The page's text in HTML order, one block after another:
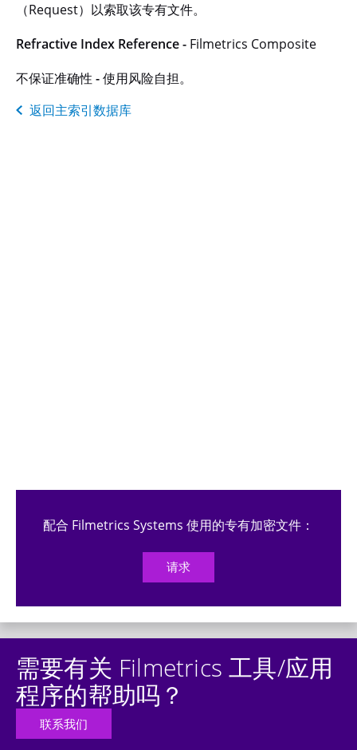
（Request）以索取该专有文件。
Refractive Index Reference - Filmetrics Composite
不保证准确性 - 使用风险自担。
返回主索引数据库
配合 Filmetrics Systems 使用的专有加密文件：
请求
需要有关 Filmetrics 工具/应用
程序的帮助吗？
联系我们